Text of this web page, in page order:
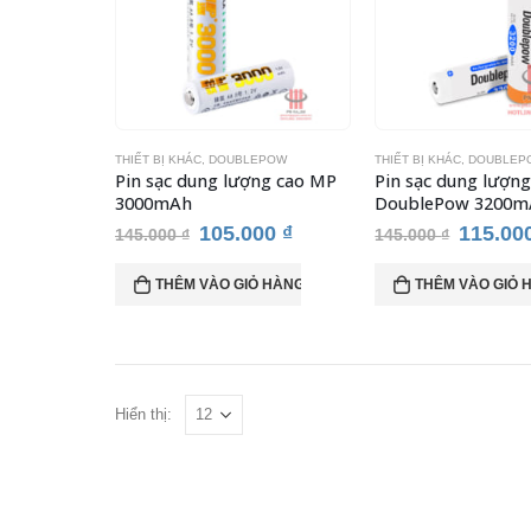
THIẾT BỊ KHÁC DOUBLEPOW
Pin sạc dung lượng cao MP
3000mAh
145.000₫ Giá
là:
145.000 ₫.
105.000 ₫Giá
tại
là:
THÊM VÀO GIỎ HÀNG
THIẾT BỊ KHÁC
Pin sạc dung
DoublePow
145.000₫ Giá
là:
THÊM VÀO GIỎ
Hiển thị: